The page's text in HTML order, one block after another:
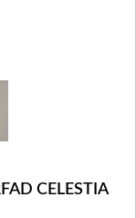
CELESTIA